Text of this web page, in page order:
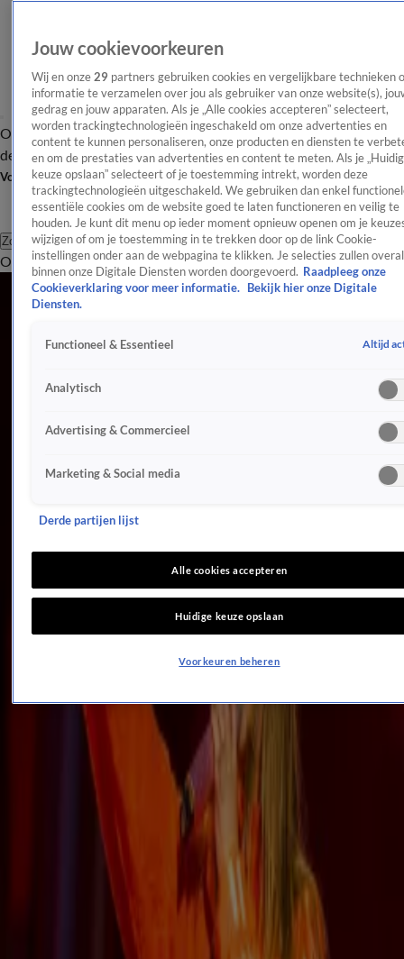
OverzichtAfleveringen Entertainment TV Algemeen
Tip
de redactieNieuwsbrief
Volg Shownieuws
Zoeken
OverzichtEntertainmentSpraakmakendRealityCrimeVideo's
Alle Evenementen Videos
28 mei, 13:31
Rob Geus zet zich in tegen kanker met deelname Alpe D'Huzes
27 mei, 11:01
Alpe d'Huzes-buddy Ivo Putman (De Grote Tuinverbouwing) deelt aangrijpend verhaal
Dromen onze volkse artiesten van een optreden op Pinkpop?
'Rico Verhoeven slaat financiële slag met gevecht in Egypte'
Artiesten genieten van zomerse temperaturen op Freshtival
Jouw cookievoorkeuren
Wij en onze 29 partners gebruiken cookies en vergelijkbare technieken
informatie te verzamelen over jou als gebruiker van onze website(s),
gedrag en jouw apparaten. Als je „Alle cookies accepteren” selecteert,
worden trackingtechnologieën ingeschakeld om onze advertenties en
content te kunnen personaliseren, onze producten en diensten te
en om de prestaties van advertenties en content te meten. Als je
keuze opslaan” selecteert of je toestemming intrekt, worden deze
trackingtechnologieën uitgeschakeld. We gebruiken dan enkel
essentiële cookies om de website goed te laten functioneren en veilig te
houden. Je kunt dit menu op ieder moment opnieuw openen om je
wijzigen of om je toestemming in te trekken door op de link Cookie-
instellingen onder aan de webpagina te klikken. Je selecties zullen overal
binnen onze Digitale Diensten worden doorgevoerd. Raadpleeg onze
Cookieverklaring voor meer informatie.
Bekijk hier onze Digitale
Diensten.
Functioneel & Essentieel Altijd
Analytisch
Advertising & Commercieel
Marketing & Social media
Derde partijen lijst
Alle cookies accepteren
Huidige keuze opslaan
Voorkeuren beheren